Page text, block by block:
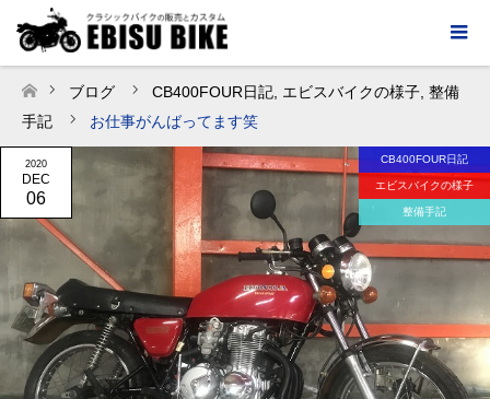
ホーム
ブログ CB400FOUR日記 エビスバイクの様子 整備
手記
お仕事がんばってます笑
2020
DEC
06
CB400FOUR日記
エビスバイクの様子
整備手記